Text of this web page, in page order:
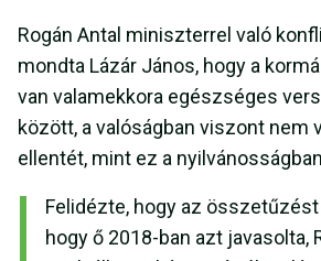
Rogán Antal miniszterrel való
mondta Lázár János, hogy a
van valamekkora egészséges
között, a valóságban viszont nem
ellentét, mint ez a
Felidézte, hogy az
hogy ő 2018-ban azt javasolta,